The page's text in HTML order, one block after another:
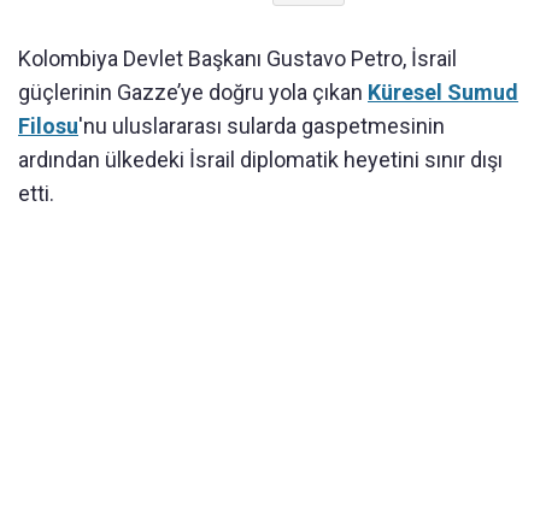
Kolombiya Devlet Başkanı Gustavo Petro, İsrail
güçlerinin Gazze’ye doğru yola çıkan Küresel Sumud
Filosu'nu uluslararası sularda gaspetmesinin
ardından ülkedeki İsrail diplomatik heyetini sınır dışı
etti.